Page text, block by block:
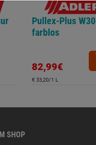
Pullex-Plus W30
farblos
82,99€
€ 33,20/1 L
SHOP